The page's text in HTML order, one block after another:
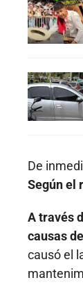
De
Según el
A través
causas
causó el